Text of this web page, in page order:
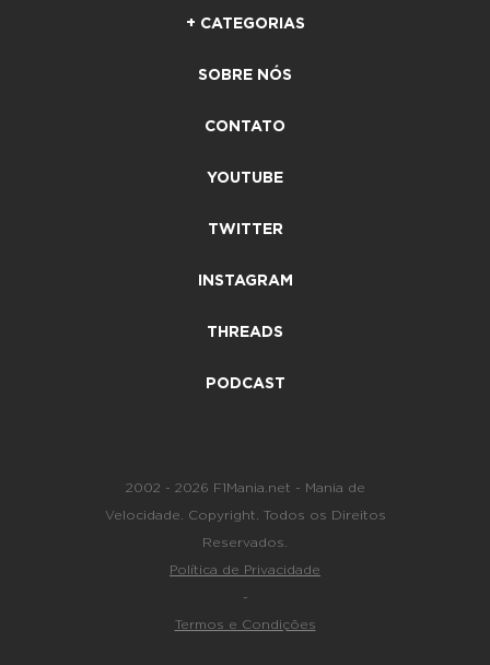
+ CATEGORIAS
SOBRE NÓS
CONTATO
YOUTUBE
TWITTER
INSTAGRAM
THREADS
PODCAST
2002 - 2026 F1Mania.net - Mania de
Velocidade. Copyright. Todos os Direitos
Reservados.
Política de Privacidade
-
Termos e Condições